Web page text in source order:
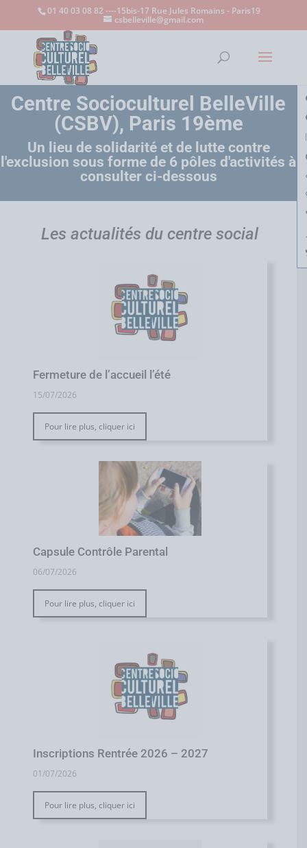
Ouvrir
01 40 03 08 82 ----15bis-17 Rue Jules Romains - Paris19
csbelleville@gmail.com
Centre Socioculturel BelleVille
(CSBV), Paris 19ème
Un lieu de solidarité et de lutte contre
l'exclusion sous forme de 6 pôles d'activités à
consulter ci-dessous
Les actualités du centre social
Fermeture de l’accueil l’été
15/07/2026
Pour lire plus, cliquer ici
Capsule Contrôle Parental
06/07/2026
Pour lire plus, cliquer ici
Inscriptions Rentrée 2026 – 2027
01/07/2026
Pour lire plus, cliquer ici